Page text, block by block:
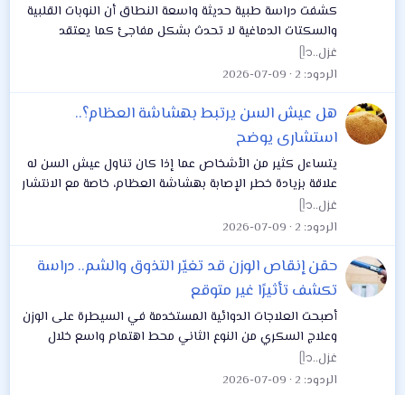
كشفت دراسة طبية حديثة واسعة النطاق أن النوبات القلبية
والسكتات الدماغية لا تحدث بشكل مفاجئ كما يعتقد
الكثيرون، بل ترتبط في الغالب بعوامل خطورة واضحة يمكن
اكتشافها والسيطرة عليها قبل سنوات من حدوث...
غزل..ᥫ᭡
الردود 2
2026-07-09
هل عيش السن يرتبط بهشاشة العظام؟..
استشارى يوضح
يتساءل كثير من الأشخاص عما إذا كان تناول عيش السن له
علاقة بزيادة خطر الإصابة بهشاشة العظام، خاصة مع الانتشار
الواسع لاستخدامه كبديل للخبز الأبيض ضمن الأنظمة الغذائية
الصحية أو الخاصة بمرضى السكر...
غزل..ᥫ᭡
الردود 2
2026-07-09
حقن إنقاص الوزن قد تغيّر التذوق والشم.. دراسة
تكشف تأثيرًا غير متوقع
أصبحت العلاجات الدوائية المستخدمة في السيطرة على الوزن
وعلاج السكري من النوع الثاني محط اهتمام واسع خلال
السنوات الأخيرة، ليس فقط بسبب فعاليتها في خفض الوزن
وتحسين التحكم في سكر الدم، بل أيضًا...
غزل..ᥫ᭡
الردود 2
2026-07-09